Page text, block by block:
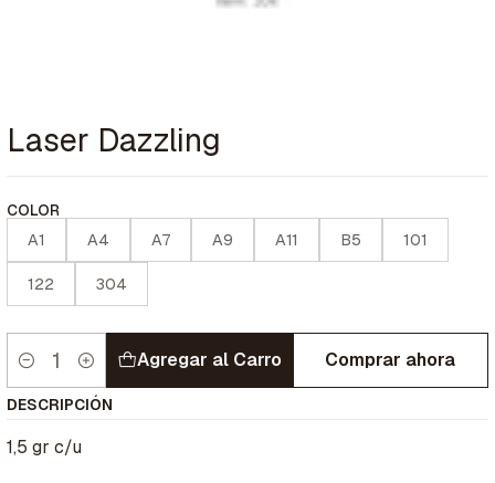
Laser Dazzling
COLOR
A1
A4 A7 A9 A11 B5 101
122 304
Cantidad
Agregar al Carro Comprar ahora
DESCRIPCIÓN
1,5 gr c/u